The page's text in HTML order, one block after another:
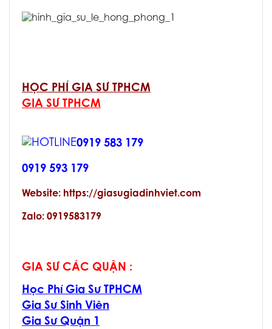
HỌC PHÍ GIA SƯ TPHCM
GIA SƯ TPHCM
0919 583 179
0919 593 179
Website: https://giasugiadinhviet.com
Zalo: 0919583179
GIA SƯ CÁC QUẬN :
Học Phí Gia Sư TPHCM
Gia Sư Sinh Viên
Gia Sư Quận 1